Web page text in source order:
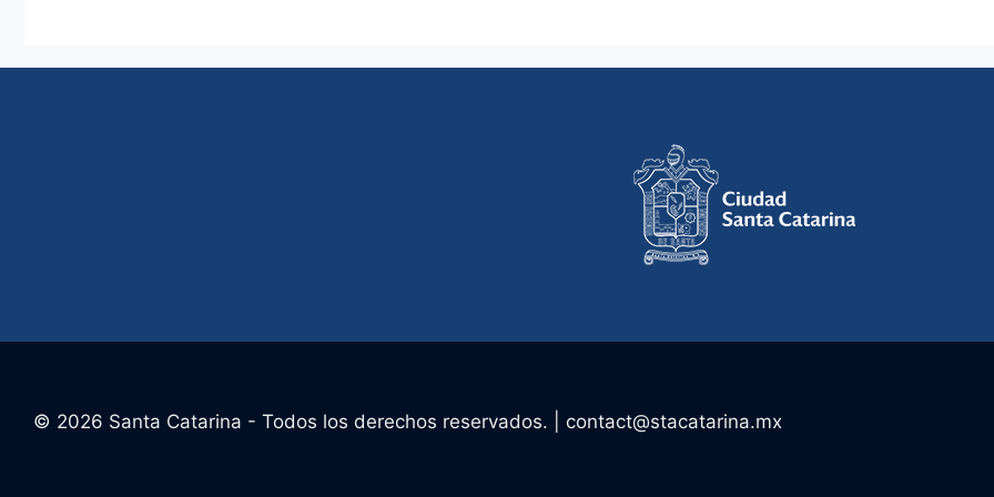
© 2026 Santa Catarina - Todos los derechos reservados. | contact@stacatarina.mx